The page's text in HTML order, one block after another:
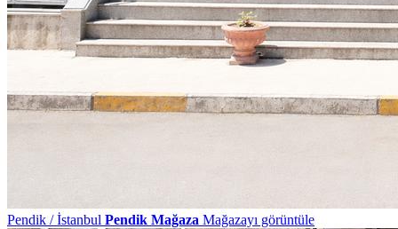
Pendik / İstanbul Pendik Mağaza Mağazayı görüntüle